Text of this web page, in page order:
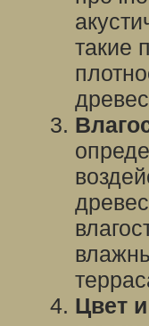
такие
Цвет